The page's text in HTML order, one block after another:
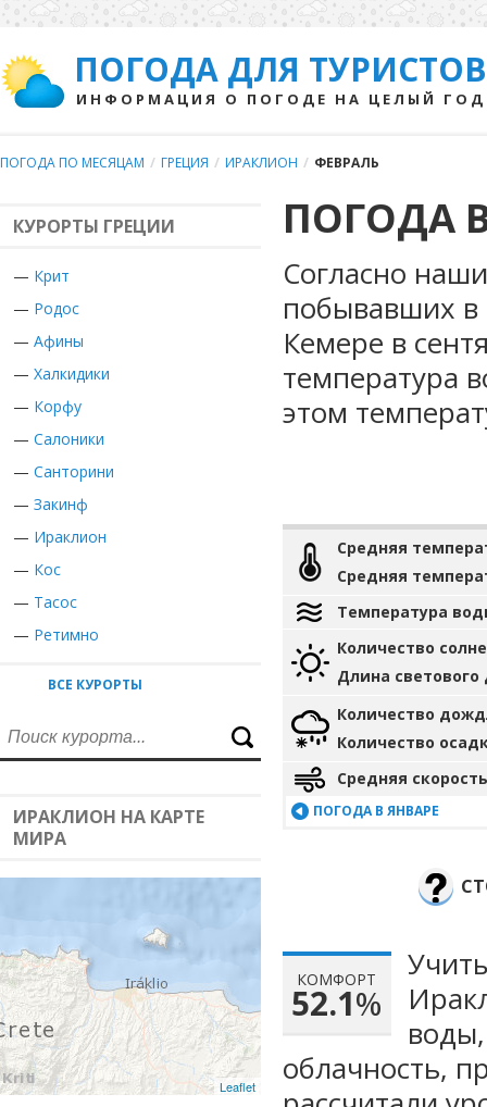
ПОГОДА ДЛЯ ТУРИСТОВ
ИНФОРМАЦИЯ О ПОГОДЕ НА ЦЕЛЫЙ ГОД
ПОГОДА ПО МЕСЯЦАМ / ГРЕЦИЯ / ИРАКЛИОН / ФЕВРАЛЬ
КУРОРТЫ ГРЕЦИИ
— Крит
— Родос
— Афины
— Халкидики
— Корфу
— Салоники
— Санторини
— Закинф
— Ираклион
— Кос
— Тасос
— Ретимно
ВСЕ КУРОРТЫ
ИРАКЛИОН НА КАРТЕ
МИРА
Leaflet
ПОГОДА
Согласно
побывавших в
Кемере в
температура
этом
Средняя
Средняя
Температура
Количество
Длина светового
Количество
Количество
Средняя
ПОГОДА В ЯНВАРЕ
КОМФОРТ
52.1%
облачность,